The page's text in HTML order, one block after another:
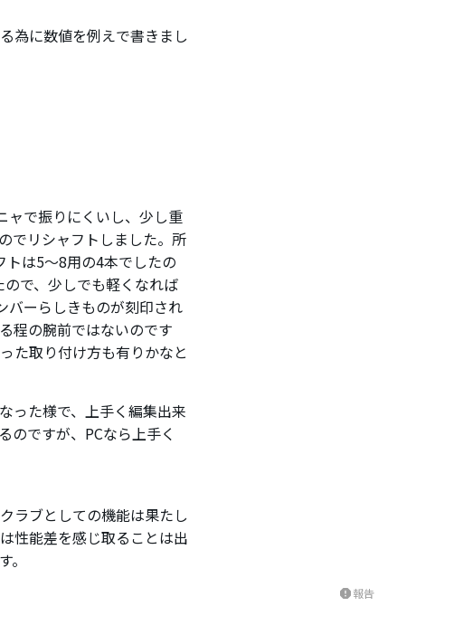
為に数値を例えで書きまし
ャで振りにくいし、少し重
でリシャフトしました。所
トは5〜8用の4本でしたの
で、少しでも軽くなれば
バーらしきものが刻印され
程の腕前ではないのです
た取り付け方も有りかなと
った様で、上手く編集出来
のですが、PCなら上手く
ラブとしての機能は果たし
性能差を感じ取ることは出
report報告